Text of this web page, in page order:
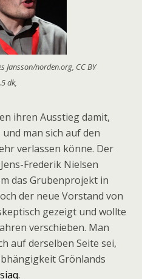
Jansson/norden.org, CC BY
dk,
ihren Ausstieg damit,
man sich auf den
verlassen könne. Der
Frederik Nielsen
das Grubenprojekt in
der neue Vorstand von
gezeigt und wollte
verschieben. Man
auf derselben Seite sei,
Grönlands